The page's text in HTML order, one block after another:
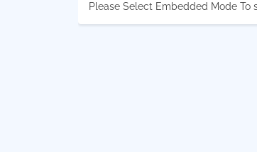
Please Select Embedded Mode To